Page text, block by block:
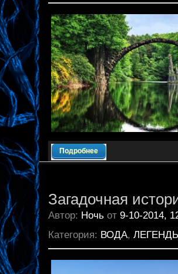
Подробнее
Загадочная
Автор: Ночь от 9-10-2014,
Категория: ВОДА,